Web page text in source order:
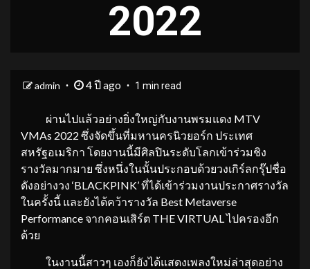
2022
admin 4 ปี ago 1 min read
ผ่านไปแล้วอย่างยิ่งใหญ่กับงานพรมแดง MTV
VMAs 2022 ซึ่งจัดขึ้นที่มหานครนิวยอร์ก ประเทศ
สหรัฐอเมริกา โดยงานนี้มีศิลปินระดับโลกเข้าร่วมชิง
รางวัลมากมาย ซึ่งหนึ่งในนั้นประกอบด้วยวงเกิร์ลกรุ๊ปชื่อ
ดังอย่างวง ‘BLACKPINK’ ที่ได้เข้าร่วมงานประกาศรางวัล
ในครั้งนี้ และยังได้คว้ารางวัล Best Metaverse
Performance จากคอนเสิร์ต THE VIRTUAL ไปครองอีก
ด้วย
ในงานนี้สาวๆ เองก็ยังได้แสดงเพลงใหม่ล่าสุดอย่าง